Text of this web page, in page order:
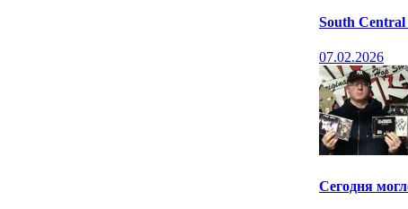
South
07.02.2026
Сегодня